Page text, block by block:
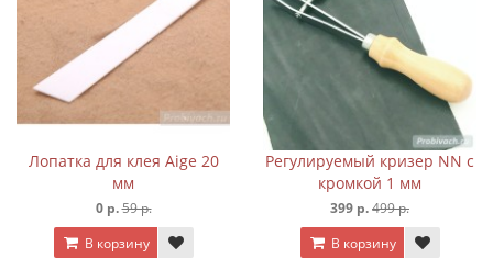
Лопатка для клея Aige 20
мм
0 р.59 р.
В корзину
Регулируемый кризер NN с
кромкой 1 мм
399 р.499 р.
В корзину